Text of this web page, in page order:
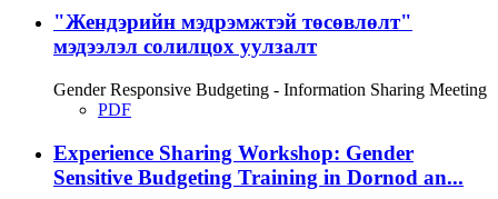
"Жендэрийн мэдрэмжтэй төсөвлөлт"
мэдээлэл солилцох уулзалт
Gender Responsive Budgeting - Information Sharing Meeting
PDF
Experience Sharing Workshop: Gender
Sensitive Budgeting Training in Dornod an...